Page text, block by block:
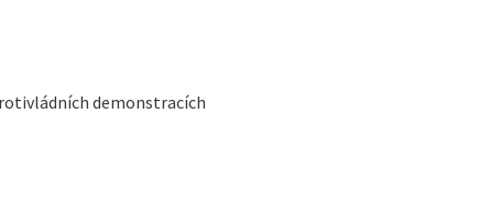
demonstracích